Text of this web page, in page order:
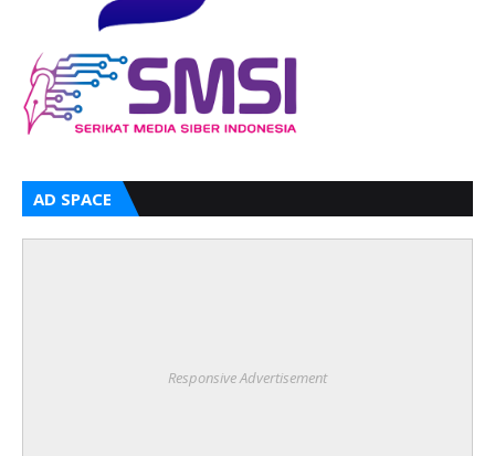
AD SPACE
Responsive Advertisement